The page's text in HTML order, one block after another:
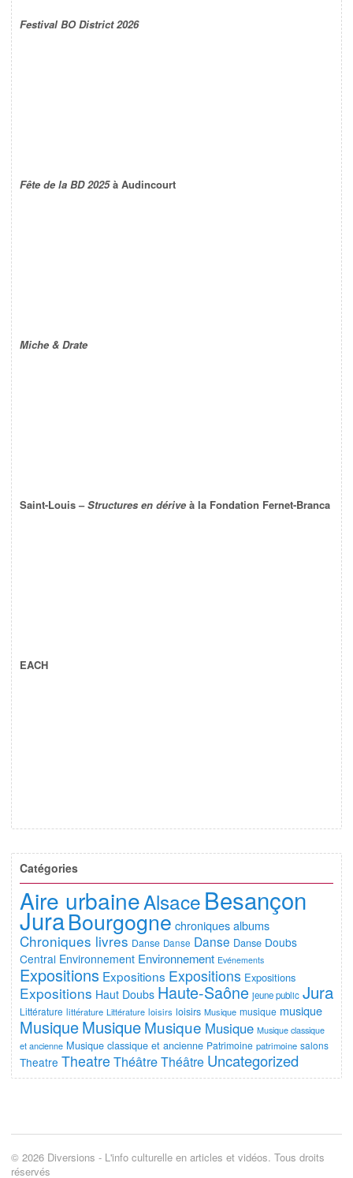
Festival BO District 2026
Fête de la BD 2025à Audincourt
Miche & Drate
Saint-Louis –Structures en dérive à la Fondation Fernet-Branca
EACH
Catégories
Aire urbaineAlsace Besançon
JuraBourgogne chroniques albums
Chroniques livres Danse Danse Danse Danse Doubs
Central Environnement Environnement Evénements
Expositions Expositions Expositions Expositions
Expositions Haut Doubs Haute-Saône jeune public Jura
Littérature littérature Littérature loisirs loisirs Musique musique musique
MusiqueMusiqueMusique Musique Musique classique
et ancienne Musique classique et ancienne Patrimoine patrimoine salons
Theatre Theatre ThéâtreThéâtre Uncategorized
© 2026 Diversions - L'info culturelle en articles et vidéos. Tous droits
réservés